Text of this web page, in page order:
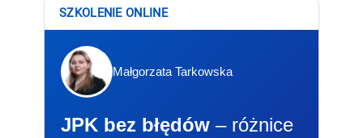
SZKOLENIE ONLINE
Małgorzata Tarkowska
JPK bez błędów – różnice